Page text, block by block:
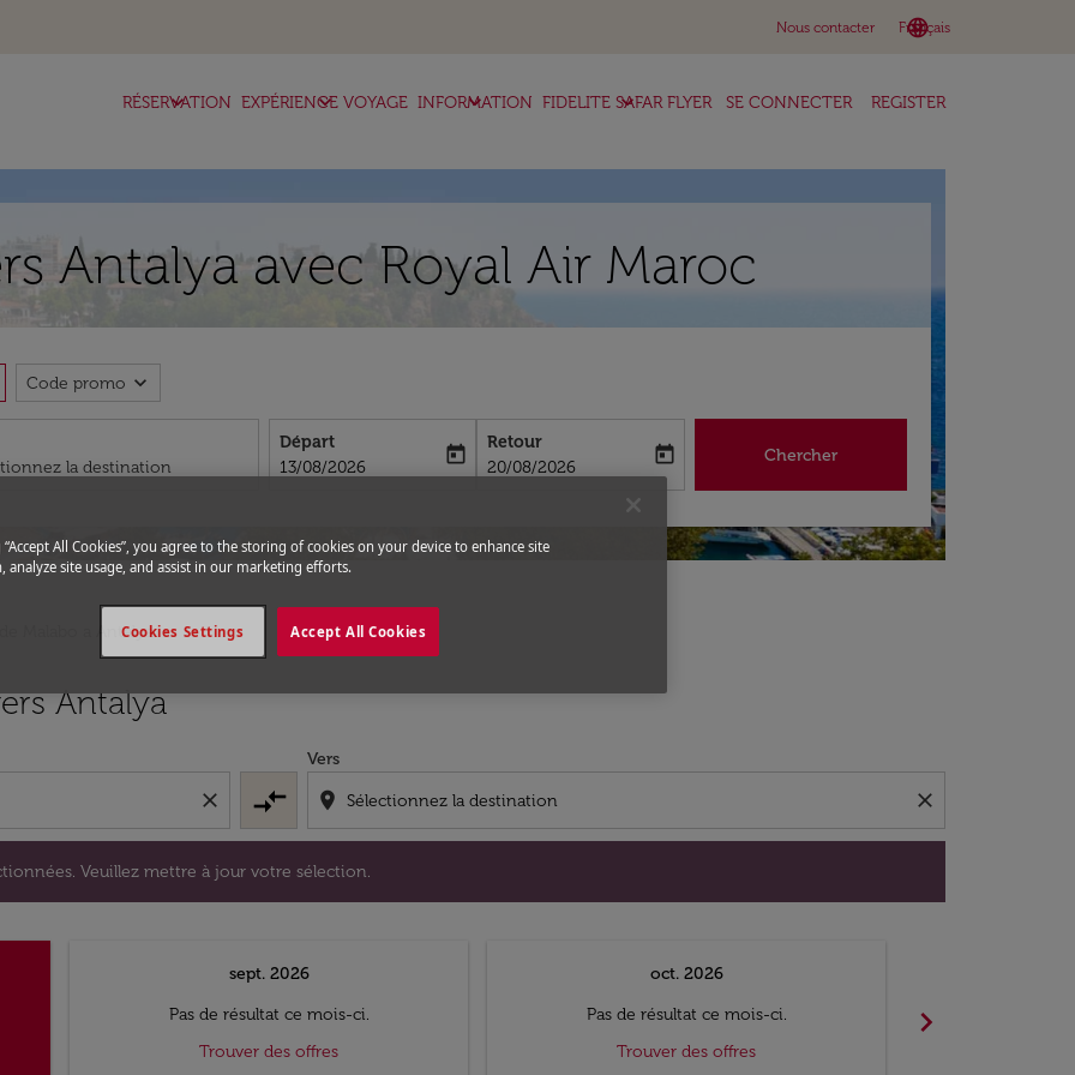
Nous contacter language
Français
keyboard_arrow_down
RÉSERVATION
keyboard_arrow_down EXPÉRIENCE VOYAGE
keyboard_arrow_down INFORMATION
keyboard_arrow_down FIDELITE SAFAR FLYER
keyboard_arrow_down SE CONNECTER REGISTER
Antalya avec Royal Air Maroc
Code promo expand_more
Départ
fc-booking-departure-date-aria-label
13/08/2026
today
Retour
fc-booking-return-date-aria-label
20/08/2026
today Chercher
de Malabo a Antalya
Antalya
close compare_arrows
Vers
location_on close
Veuillez mettre à jour votre sélection.
Veuillez mettre à jour votre sélection.
sept. 2026
Pas de résultat ce mois-ci.
Trouver des offres
oct. 2026
Pas de résultat ce mois-ci.
Trouver des offres
chevron_right
“Accept All Cookies”, you agree to the storing of cookies on your device to enhance site
analyze site usage, and assist in our marketing efforts.
Accept All Cookies
Cookies Settings